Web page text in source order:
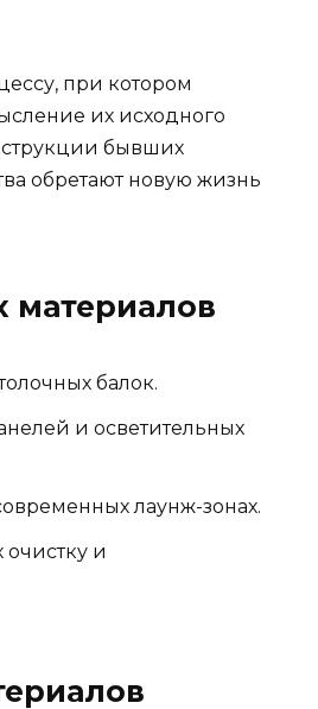
при котором
их исходного
бывших
обретают новую жизнь
материалов
балок.
и осветительных
лаунж-зонах.
и